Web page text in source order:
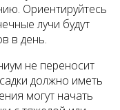
Ориентируйтесь
лучи будут
в день.
не переносит
должно иметь
могут начать